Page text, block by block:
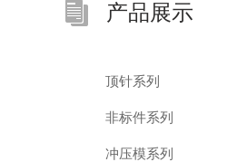
产品展示
顶针系列
非标件系列
冲压模系列